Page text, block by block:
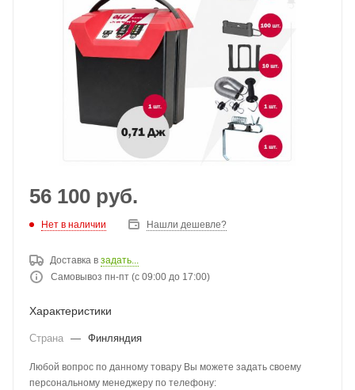
56 100 руб.
Нет в наличии Нашли дешевле?
Доставка в задать...
Самовывоз пн-пт (с 09:00 до 17:00)
Характеристики
Страна — Финляндия
Любой вопрос по данному товару Вы можете задать своему
персональному менеджеру по телефону: